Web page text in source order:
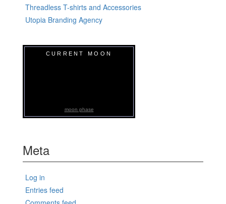
Threadless T-shirts and Accessories
Utopia Branding Agency
CURRENT MOON
moon phase
Meta
Log in
Entries feed